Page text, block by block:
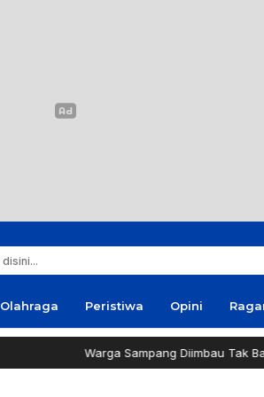
Olahraga Peristiwa Opini
Warga Sampang Diimbau Tak Bakar